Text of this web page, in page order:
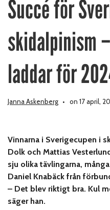
Succé för
skidalpinism
laddar för
Janna Askenberg on 17 april,
Vinnarna i Sverigecupen i
Dolk och Mattias
sju olika tävlingarna,
Daniel Knabäck från
– Det blev riktigt bra. Kul
säger han.